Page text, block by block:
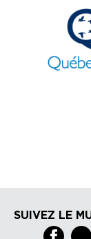
SUIVEZ LE